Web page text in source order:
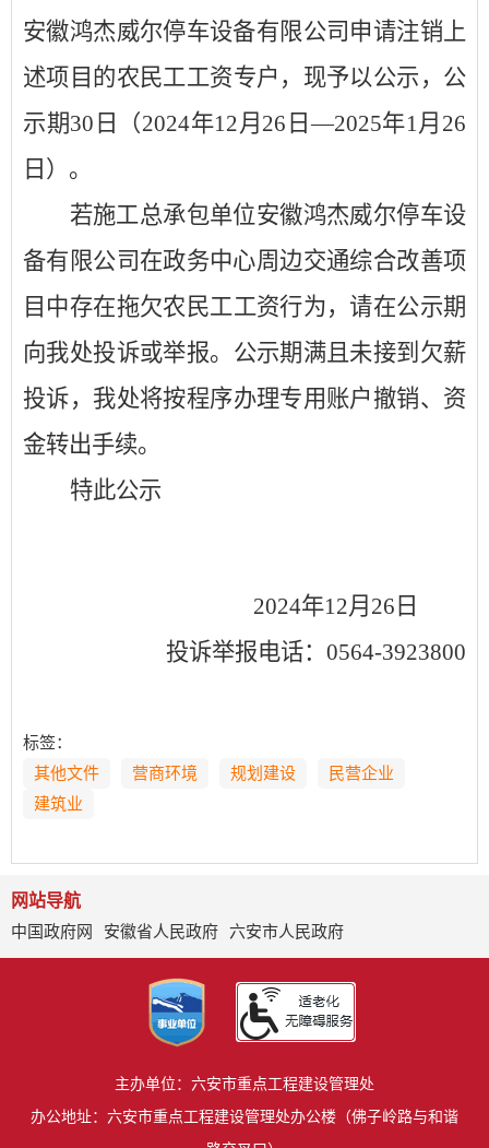
安徽鸿杰威尔停车设备有限公司申请注销上
述项目的农民工工资专户，现予以公示，公
示期30日（2024年12月26日—2025年1月26
日）。
若施工总承包单位安徽鸿杰威尔停车设
备有限公司在政务中心周边交通综合改善项
目中存在拖欠农民工工资行为，请在公示期
向我处投诉或举报。公示期满 且 未接到欠薪
投诉，我处将按程序办理专用账户撤销、资
金转出手续。
特此公示
2024年12月26日
投诉举报电话： 0564-3923800
标签：
其他文件
营商环境 规划建设
民营企业
建筑业
网站导航
中国政府网
安徽省人民政府 六安市人民政府
主办单位：六安市重点工程建设管理处
办公地址：六安市重点工程建设管理处办公楼（佛子岭路与和谐